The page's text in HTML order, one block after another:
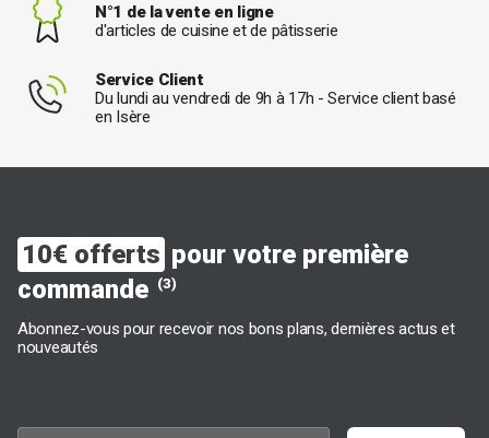
N°1 de la vente en ligne
d'articles de cuisine et de pâtisserie
Service Client
Du lundi au vendredi de 9h à 17h - Service client basé
en Isère
10€ offerts pour votre première
commande (3)
Abonnez-vous pour recevoir nos bons plans, dernières actus et
nouveautés